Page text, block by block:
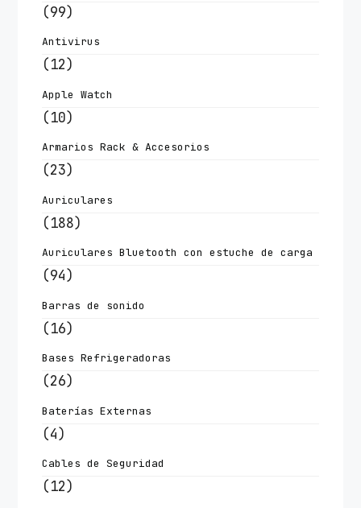
(99)
Antivirus
(12)
Apple Watch
(10)
Armarios Rack & Accesorios
(23)
Auriculares
(188)
Auriculares Bluetooth con estuche de carga
(94)
Barras de sonido
(16)
Bases Refrigeradoras
(26)
Baterías Externas
(4)
Cables de Seguridad
(12)